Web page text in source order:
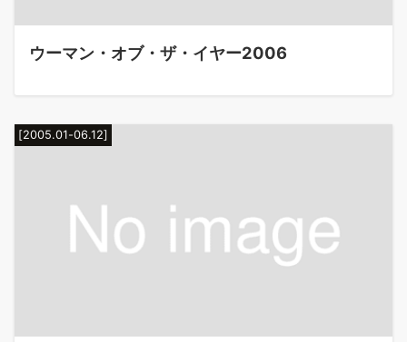
ウーマン・オブ・ザ・イヤー2006
[2005.01-06.12]